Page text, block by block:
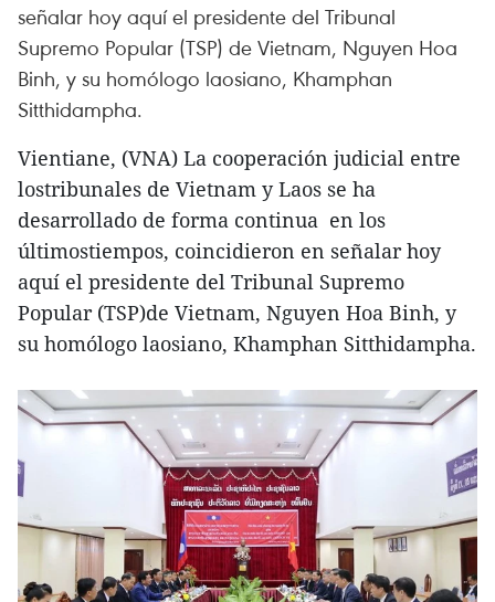
señalar hoy aquí el presidente del Tribunal
Supremo Popular (TSP) de Vietnam, Nguyen Hoa
Binh, y su homólogo laosiano, Khamphan
Sitthidampha.
Vientiane, (VNA) La cooperación judicial entre
lostribunales de Vietnam y Laos se ha
desarrollado de forma continua en los
últimostiempos, coincidieron en señalar hoy
aquí el presidente del Tribunal Supremo
Popular (TSP)de Vietnam, Nguyen Hoa Binh, y
su homólogo laosiano, Khamphan Sitthidampha.